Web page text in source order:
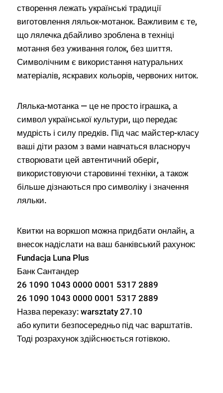
створення лежать українські традиції
виготовлення ляльок-мотанок. Важливим є те,
що лялечка дбайливо зроблена в техніці
мотання без уживання голок, без шиття.
Символічним є використання натуральних
матеріалів, яскравих кольорів, червоних ниток.
Лялька-мотанка — це не просто іграшка, а
символ української культури, що передає
мудрість і силу предків. Під час майстер-класу
ваші діти разом з вами навчаться власноруч
створювати цей автентичний оберіг,
використовуючи старовинні техніки, а також
більше дізнаються про символіку і значення
ляльки.
Квитки на воркшоп можна придбати онлайн, а
внесок надіслати на ваш банківський рахунок:
Fundacja Luna Plus
Банк Сантандер
26 1090 1043 0000 0001 5317 2889
26 1090 1043 0000 0001 5317 2889
Назва переказу: warsztaty 27.10
або купити безпосередньо під час варштатів.
Тоді розрахунок здійснюється готівкою.